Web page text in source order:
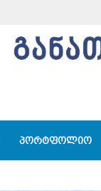
პორტფოლიო